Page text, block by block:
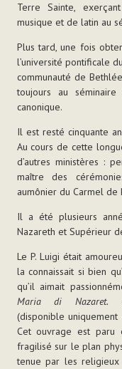
Terre Sainte,
musique et de latin au
Plus tard, une fois
l’université pontificale
communauté de
toujours au
canonique.
Il est resté cinquante
Au cours de cette
d’autres ministères :
maître des
aumônier du Carmel de
Il a été plusieurs
Nazareth et Supérieur
Le P. Luigi était
la connaissait si bien
qu’il aimait
Maria di
(disponible uniquement
Cet ouvrage est
fragilisé sur le plan
tenue par les religieux